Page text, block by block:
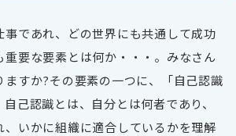
事であれ、どの世界にも共通して成功
重要な要素とは何か・・・。みなさん
ますか?その要素の一つに、「自己認識
己認識とは、自分とは何者であり、
、いかに組織に適合しているかを理解